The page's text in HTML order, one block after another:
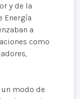
y de la
Energía
a
como
un modo de